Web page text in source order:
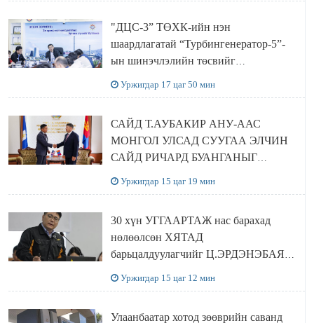
"ДЦС-3” ТӨХК-ийн нэн
шаардлагатай “Турбингенератор-5”-
ын шинэчлэлийн төсвийг
Уржигдар 17 цаг 50 мин
САЙД Т.АУБАКИР АНУ-ААС
МОНГОЛ УЛСАД СУУГАА ЭЛЧИН
САЙД РИЧАРД БУАНГАНЫГ
Уржигдар 15 цаг 19 мин
30 хүн УГГААРТАЖ нас барахад
нөлөөлсөн ХЯТАД
барьцалдуулагчийг Ц.ЭРДЭНЭБАЯР
Уржигдар 15 цаг 12 мин
Улаанбаатар хотод зөөврийн саванд